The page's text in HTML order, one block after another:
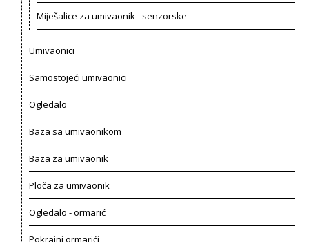
Miješalice za umivaonik - senzorske
Umivaonici
Samostojeći umivaonici
Ogledalo
Baza sa umivaonikom
Baza za umivaonik
Ploča za umivaonik
Ogledalo - ormarić
Pokrajni ormarići